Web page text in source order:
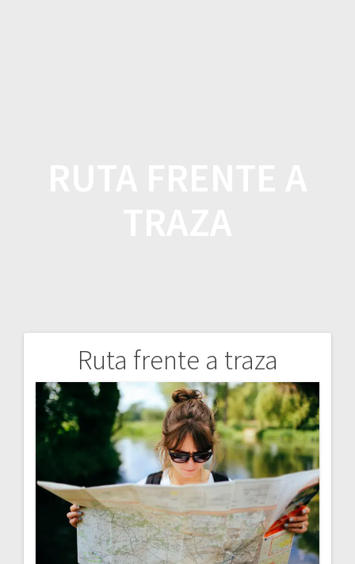
Ruta frente a traza
Navegación
de
entradas